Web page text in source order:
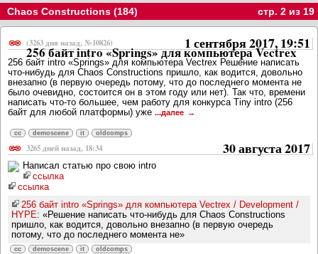
Chaos Constructions (184) стр. 2 из 19
1 сентября 2017, 19:51
(3263 дня назад, №10826)
256 байт intro «Springs» для компьютера Vectrex
256 байт intro «Springs» для компьютера Vectrex Решение написать
что-нибудь для Chaos Constructions пришло, как водится, довольно
внезапно (в первую очередь потому, что до последнего момента не
было очевидно, состоится он в этом году или нет). Так что, времени
написать что-то большее, чем работу для конкурса Tiny intro (256
байт для любой платформы) уже ...далее
cc demoscene it oldcomps
3265 дней назад, 18:34 30 августа 2017
Написал статью про свою intro
ссылка
ссылка
256 байт intro «Springs» для компьютера Vectrex / Development /
HYPE: «Решение написать что-нибудь для Chaos Constructions
пришло, как водится, довольно внезапно (в первую очередь
потому, что до последнего момента не»
cc demoscene it oldcomps